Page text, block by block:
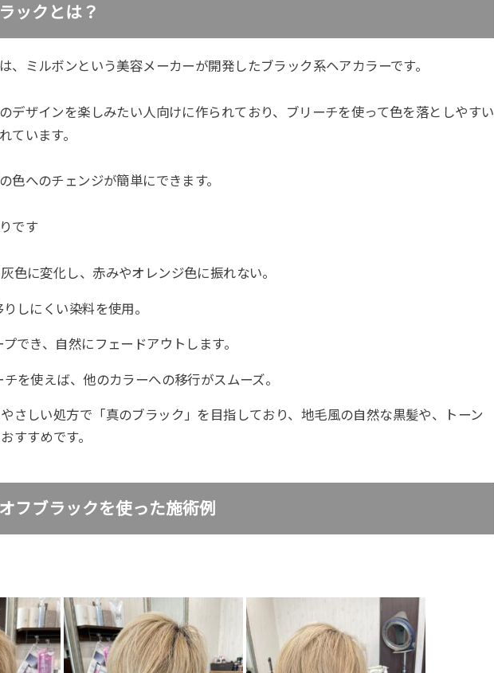
ックとは？
、ミルボンという美容メーカーが開発したブラック系ヘアカラーです。
デザインを楽しみたい人向けに作られており、ブリーチを使って色を落としやすい
ています。
色へのチェンジが簡単にできます。
です
色に変化し、赤みやオレンジ色に振れない。
しにくい染料を使用。
でき、自然にフェードアウトします。
を使えば、他のカラーへの移行がスムーズ。
さしい処方で「真のブラック」を目指しており、地毛風の自然な黒髪や、トーン
すすめです。
フブラックを使った施術例